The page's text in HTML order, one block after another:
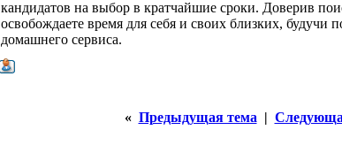
кандидатов на выбор в кратчайшие сроки. Доверив
освобождаете время для себя и своих близких, будучи
домашнего сервиса.
« Предыдущая тема |